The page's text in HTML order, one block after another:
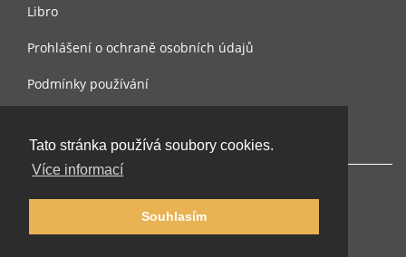
Tato stránka používá soubory cookies.
Více informací
Souhlasím
Libro
Prohlášení o ochraně osobních údajů
Podmínky používání
© 2002-2026 lernu.net |Impressum